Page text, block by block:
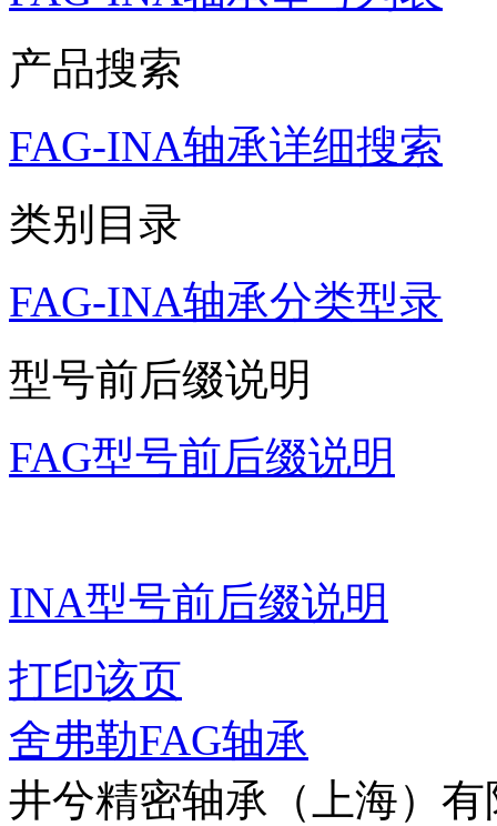
产品搜索
FAG-INA轴承详细搜索
类别目录
FAG-INA轴承分类型录
型号前后缀说明
FAG型号前后缀说明
INA型号前后缀说明
打印该页
舍弗勒FAG轴承
井兮精密轴承（上海）